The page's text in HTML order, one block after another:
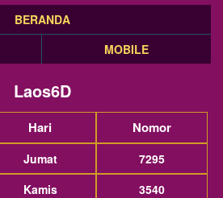
BERANDA
MOBILE
Laos6D
Hari Nomor
Jumat
7295
Kamis
3540